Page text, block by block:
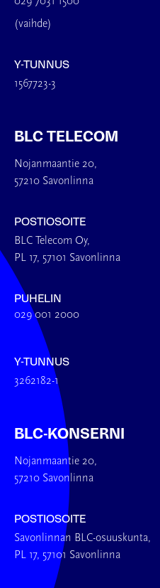
(vaihde)
Y-TUNNUS
1567723-3
BLC TELECOM
Nojanmaantie 20,
57210 Savonlinna
POSTIOSOITE
BLC Telecom Oy,
PL 17, 57101 Savonlinna
PUHELIN
029 001 2000
Y-TUNNUS
3262182-1
BLC-KONSERNI
Nojanmaantie 20,
57210 Savonlinna
POSTIOSOITE
Savonlinnan BLC-osuuskunta,
PL 17, 57101 Savonlinna